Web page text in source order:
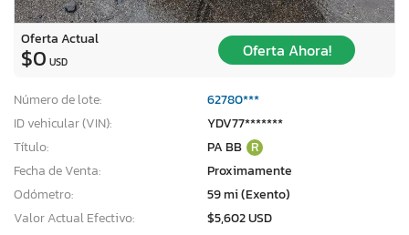
Oferta Actual
$0 USD
Oferta Ahora!
Número de lote:
62780***
ID vehicular (VIN):
YDV77*******
Título:
PA BB R
Fecha de Venta:
Proximamente
Odómetro:
59 mi (Exento)
Valor Actual Efectivo:
$5,602 USD